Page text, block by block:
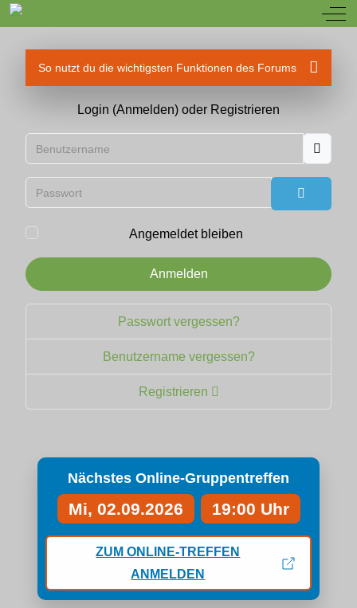
Off-
So nutzt du die wichtigsten Funktionen des Forums
Login (Anmelden) oder Registrieren
Benutzername
Passwort
Passwort
Angemeldet bleiben
Anmelden
Passwort vergessen?
Benutzername vergessen?
Registrieren
Nächstes Online-Gruppentreffen
Mi, 02.09.2026 19:00 Uhr
ZUM ONLINE-TREFFEN
ANMELDEN